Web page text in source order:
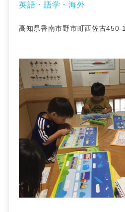
英語・語学・海外
高知県香南市野市町西佐古450-1